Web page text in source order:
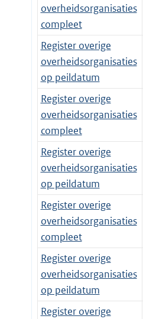
overheidsorganisaties
compleet
Register overige
overheidsorganisaties
op peildatum
Register overige
overheidsorganisaties
compleet
Register overige
overheidsorganisaties
op peildatum
Register overige
overheidsorganisaties
compleet
Register overige
overheidsorganisaties
op peildatum
Register overige